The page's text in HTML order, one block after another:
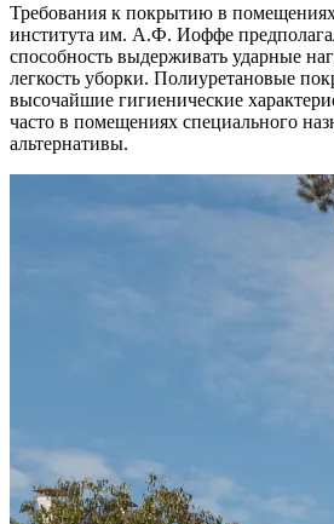
Требования к покрытию в
института им. А.Ф. Иоффе
способность выдерживать ударные
легкость уборки. Полиуретановые
высочайшие гигиенические
часто в помещениях специального
альтернативы.